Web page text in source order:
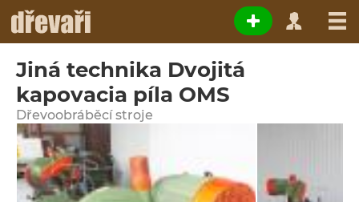
Jiná technika Dvojitá
kapovacia píla OMS
Dřevoobráběcí stroje